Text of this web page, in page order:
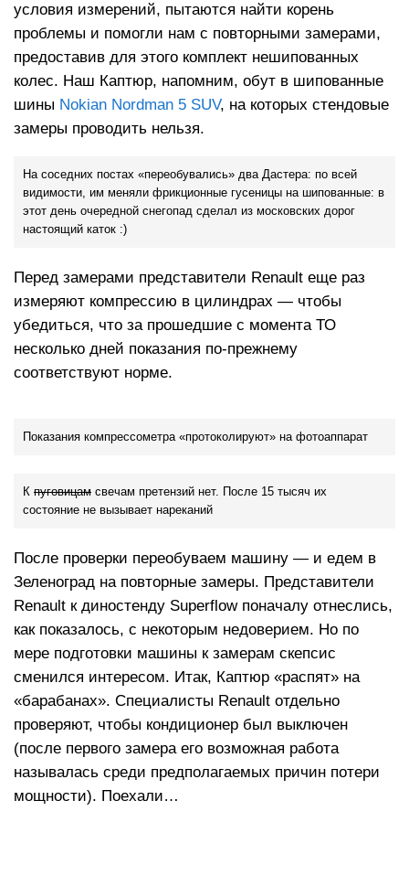
условия измерений, пытаются найти корень
проблемы и помогли нам с повторными замерами,
предоставив для этого комплект нешипованных
колес. Наш Каптюр, напомним, обут в шипованные
шины Nokian Nordman 5 SUV, на которых стендовые
замеры проводить нельзя.
На соседних постах «переобувались» два Дастера: по всей
видимости, им меняли фрикционные гусеницы на шипованные: в
этот день очередной снегопад сделал из московских дорог
настоящий каток :)
Перед замерами представители Renault еще раз
измеряют компрессию в цилиндрах — чтобы
убедиться, что за прошедшие с момента ТО
несколько дней показания по-прежнему
соответствуют норме.
Показания компрессометра «протоколируют» на фотоаппарат
К пуговицам свечам претензий нет. После 15 тысяч их
состояние не вызывает нареканий
После проверки переобуваем машину — и едем в
Зеленоград на повторные замеры. Представители
Renault к диностенду Superflow поначалу отнеслись,
как показалось, с некоторым недоверием. Но по
мере подготовки машины к замерам скепсис
сменился интересом. Итак, Каптюр «распят» на
«барабанах». Специалисты Renault отдельно
проверяют, чтобы кондиционер был выключен
(после первого замера его возможная работа
называлась среди предполагаемых причин потери
мощности). Поехали…